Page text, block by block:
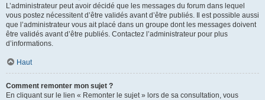
L’administrateur peut avoir décidé que les messages du forum dans lequel
vous postez nécessitent d’être validés avant d’être publiés. Il est possible aussi
que l’administrateur vous ait placé dans un groupe dont les messages doivent
être validés avant d’être publiés. Contactez l’administrateur pour plus
d’informations.
Haut
Comment remonter mon sujet ?
En cliquant sur le lien « Remonter le sujet » lors de sa consultation, vous